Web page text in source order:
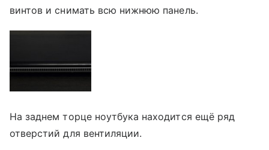
винтов и снимать всю нижнюю панель.
На заднем торце ноутбука находится ещё ряд
отверстий для вентиляции.